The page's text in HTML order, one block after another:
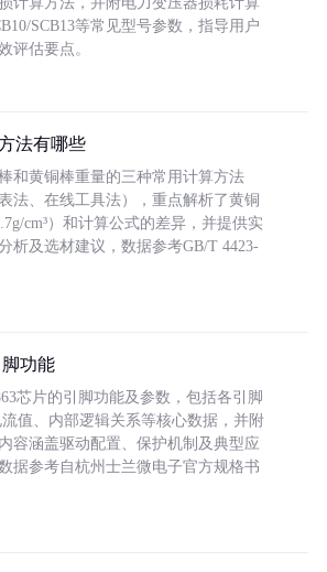
SCB13等常见型号参数，指导用户
评估要点。
法有哪些
和黄铜棒重量的三种常用计算方法
法、在线工具法），重点解析了黄铜
cm³）和计算公式的差异，并提供实
析及选材建议，数据参考GB/T 4423-
功能
芯片的引脚功能及参数，包括各引脚
值、内部逻辑关系等核心数据，并附
容涵盖驱动配置、保护机制及典型应
据参考自杭州士兰微电子官方规格书